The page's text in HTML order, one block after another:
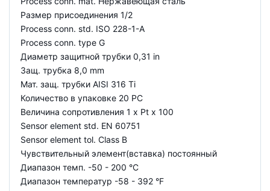
Размер присоединения 1/2
Process conn. std. ISO 228-1-A
Process conn. type G
Диаметр защитной трубки 0,31 in
Защ. трубка 8,0 mm
Мат. защ. трубки AISI 316 Ti
Количество в упаковке 20 PC
Величина сопротивления 1 x Pt x 100
Sensor element std. EN 60751
Sensor element tol. Class B
Чувствительный элемент(вставка) постоянный
Диапазон темп. -50 - 200 °C
Диапазон температур -58 - 392 °F